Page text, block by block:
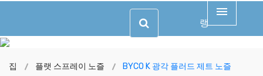
랭
집 플랫 스프레이 노즐 BYCO K 광각 플러드 제트 노즐